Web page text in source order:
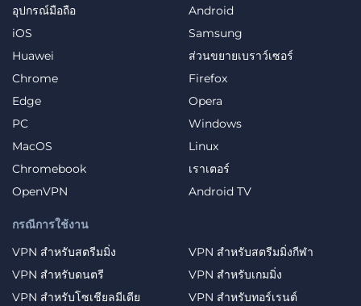
อุปกรณ์มือถือ
Android
iOS
Samsung
Huawei
ส่วนขยายเบราว์เซอร์
Chrome
Firefox
Edge
Opera
PC
Windows
MacOS
Linux
Chromebook
เราเตอร์
OpenVPN
Android TV
กรณีการใช้งาน
VPN สำหรับสตรีมมิ่ง
VPN สำหรับสตรีมมิ่งกีฬา
VPN สำหรับดนตรี
VPN สำหรับเกมมิ่ง
VPN สำหรับโซเชียลมีเดีย
VPN สำหรับทอร์เรนต์